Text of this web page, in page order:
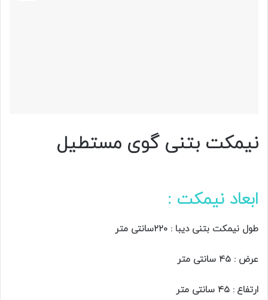
نیمکت بتنی گوی مستطیل
ابعاد نیمکت :
طول نیمکت بتنی دیبا : 220سانتی متر
عرض : 45 سانتی متر
ارتفاع : 45 سانتی متر